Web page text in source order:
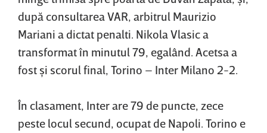
după consultarea VAR, arbitrul Maurizio
Mariani a dictat penalti. Nikola Vlasic a
transformat în minutul 79, egalând. Acetsa a
fost şi scorul final, Torino – Inter Milano 2-2.
În clasament, Inter are 79 de puncte, zece
peste locul secund, ocupat de Napoli. Torino e